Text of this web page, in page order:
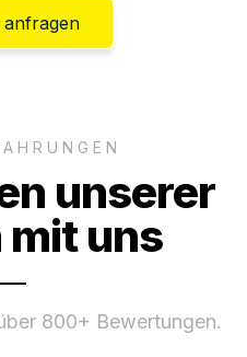
unserer
mit uns
800+ Bewertungen.